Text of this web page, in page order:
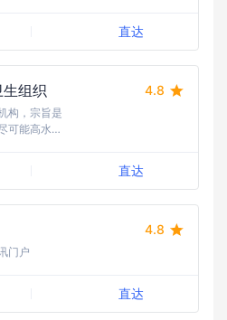
直达
组织 4.8
构，宗旨是
可能高水平
直达
4.8
门户
直达